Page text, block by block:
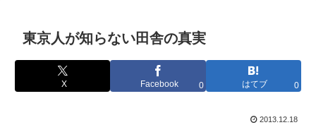
東京人が知らない田舎の真実
X Facebook 0 はてブ 0
2013.12.18